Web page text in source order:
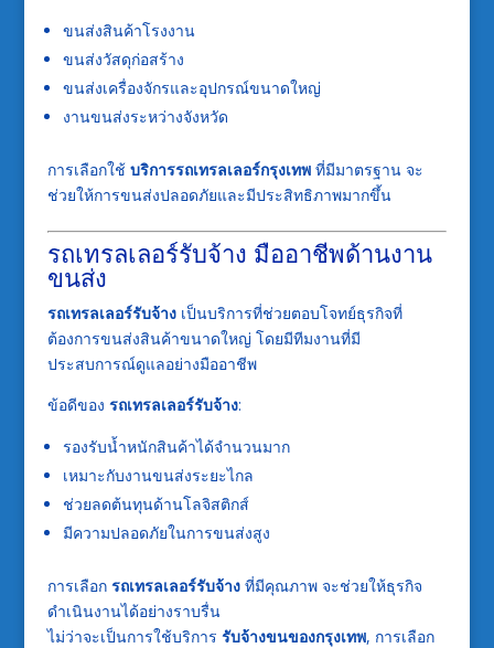
ขนส่งสินค้าโรงงาน
ขนส่งวัสดุก่อสร้าง
ขนส่งเครื่องจักรและอุปกรณ์ขนาดใหญ่
งานขนส่งระหว่างจังหวัด
การเลือกใช้ บริการรถเทรลเลอร์กรุงเทพที่มีมาตรฐาน จะ
ช่วยให้การขนส่งปลอดภัยและมีประสิทธิภาพมากขึ้น
รถเทรลเลอร์รับจ้าง มืออาชีพด้านงาน
ขนส่ง
รถเทรลเลอร์รับจ้างเป็นบริการที่ช่วยตอบโจทย์ธุรกิจที่
ต้องการขนส่งสินค้าขนาดใหญ่ โดยมีทีมงานที่มี
ประสบการณ์ดูแลอย่างมืออาชีพ
ข้อดีของ รถเทรลเลอร์รับจ้าง:
รองรับน้ำหนักสินค้าได้จำนวนมาก
เหมาะกับงานขนส่งระยะไกล
ช่วยลดต้นทุนด้านโลจิสติกส์
มีความปลอดภัยในการขนส่งสูง
การเลือก รถเทรลเลอร์รับจ้างที่มีคุณภาพ จะช่วยให้ธุรกิจ
ดำเนินงานได้อย่างราบรื่น
ไม่ว่าจะเป็นการใช้บริการ รับจ้างขนของกรุงเทพ, การเลือก